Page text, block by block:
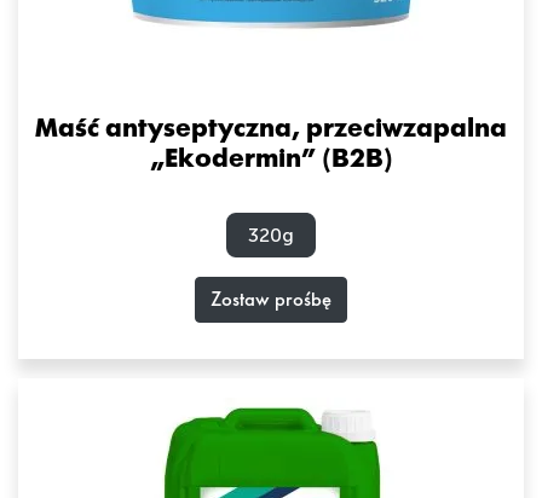
Maść antyseptyczna, przeciwzapalna
„Ekodermin” (B2B)
320g
Zostaw prośbę